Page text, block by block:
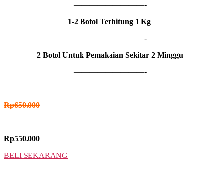
—————————-
1-2 Botol Terhitung 1 Kg
—————————-
2 Botol Untuk Pemakaian Sekitar 2 Minggu
—————————-
Rp650.000
Rp550.000
BELI SEKARANG